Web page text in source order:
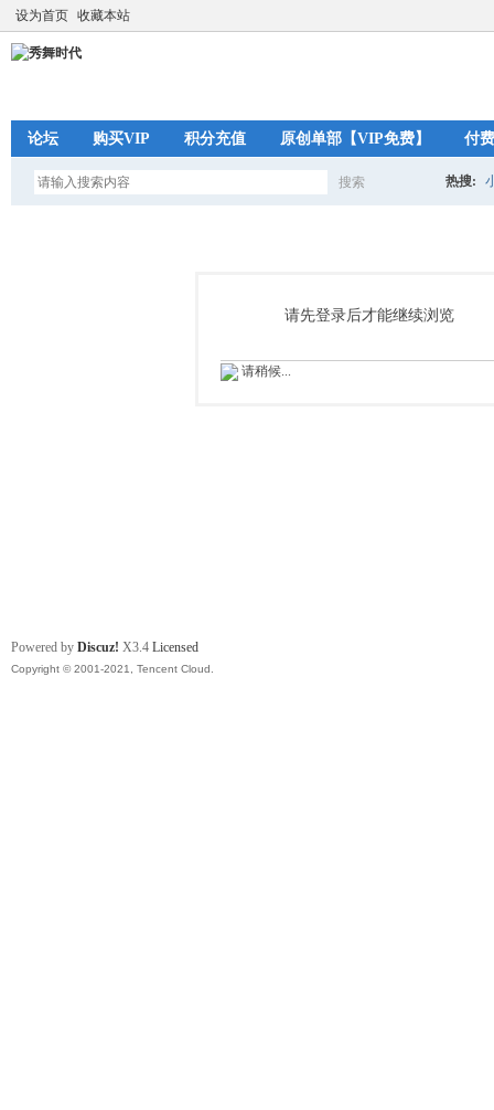
设为首页 收藏本站
论坛 购买VIP 积分充值 原创单部【VIP免费】 付
搜索
索
热搜:
请先登录后才能继续浏览
请稍候...
Powered by Discuz! X3.4 Licensed
Copyright © 2001-2021, Tencent Cloud.